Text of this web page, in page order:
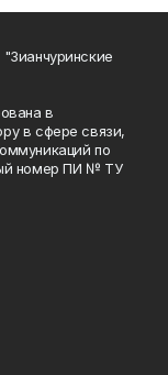
в
в сфере связи,
по
номер ПИ № ТУ